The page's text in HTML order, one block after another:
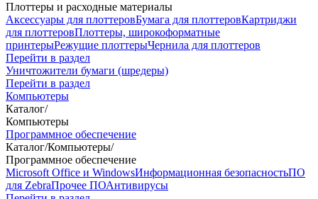
Плоттеры и расходные материалы
Аксессуары для плоттеровБумага для плоттеровКартриджи
для плоттеровПлоттеры, широкоформатные
принтерыРежущие плоттерыЧернила для плоттеров
Перейти в раздел
Уничтожители бумаги (шредеры)
Перейти в раздел
Компьютеры
Каталог/
Компьютеры
Программное обеспечение
Каталог/Компьютеры/
Программное обеспечение
Microsoft Office и WindowsИнформационная безопасностьПО
для ZebraПрочее ПОАнтивирусы